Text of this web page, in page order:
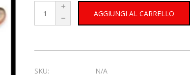
AGGIUNGI AL CARRELLO
SKU:
N/A